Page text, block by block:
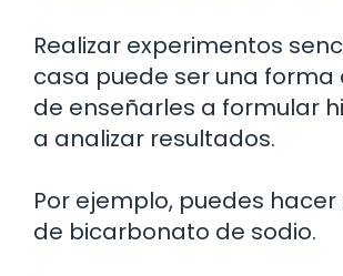
Realizar experimentos
casa puede ser una forma
de enseñarles a formular
a analizar resultados.
Por ejemplo, puedes
de bicarbonato de sodio.